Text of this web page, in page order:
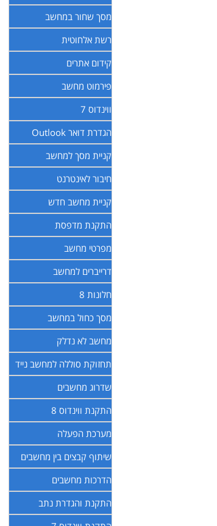
מסך שחור במחשב
רשת אלחוטית
קידום אתרים
פירמוט מחשב
ווינדוס 7
הגדרת דואר Outlook
קניית מסך למחשב
חיבור לאינטרנט
קניית מחשב חדש
התקנת מדפסת
מפרטי מחשב
דרייברים למחשב
חלונות 8
מסך כחול במחשב
מחשב לא נדלק
תחזוקת סוללה למחשב נייד
שדרוג מחשבים
התקנת ווינדוס 8
מערכת הפעלה
שיתוף קבצים בין מחשבים
הדרכות מחשבים
התקנת והגדרת נתב